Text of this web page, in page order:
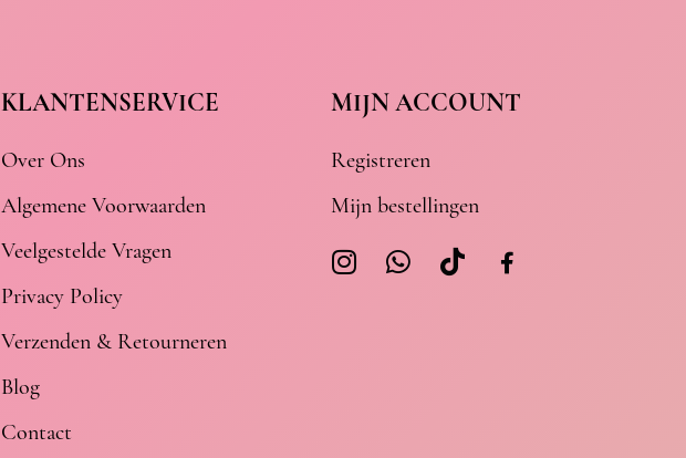
KLANTENSERVICE
Over Ons
Algemene Voorwaarden
Veelgestelde Vragen
Privacy Policy
Verzenden & Retourneren
Blog
Contact
MIJN ACCOUNT
Registreren
Mijn bestellingen